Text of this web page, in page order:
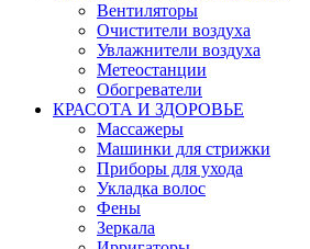
Вентиляторы
Очистители воздуха
Увлажнители воздуха
Метеостанции
Обогреватели
КРАСОТА И ЗДОРОВЬЕ
Массажеры
Машинки для стрижки
Приборы для ухода
Укладка волос
Фены
Зеркала